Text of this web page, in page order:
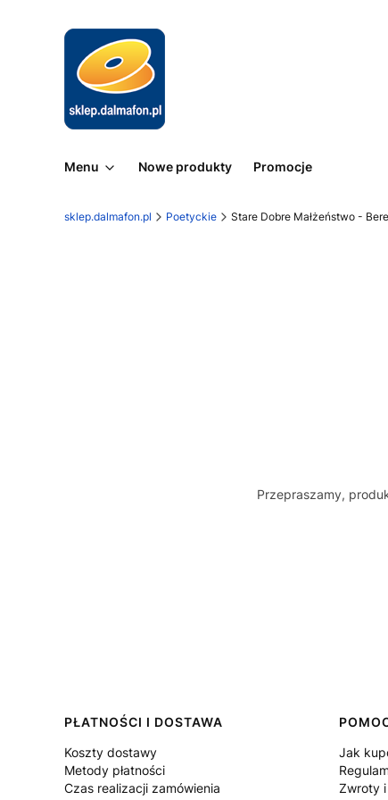
Menu Nowe produkty Promocje
sklep.dalmafon.pl Poetyckie Stare Dobre Małżeństwo -
Przepraszamy,
Linki w stopce
PŁATNOŚCI I DOSTAWA
Koszty dostawy
Metody płatności
Czas realizacji zamówienia
Jak
Zwroty